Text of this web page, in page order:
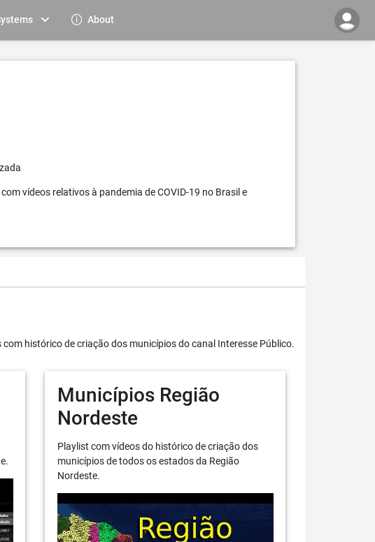
About
vídeos relativos à pandemia de COVID-19 no Brasil e
histórico de criação dos municípios do canal Interesse Público.
Municípios Região
Nordeste
Playlist com vídeos do histórico de criação dos
municípios de todos os estados da Região
Nordeste.